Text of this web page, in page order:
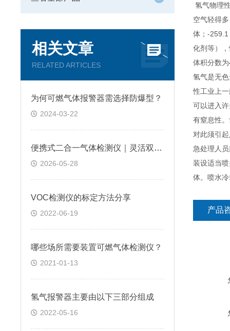
相关文章
RELATED ARTICLES
为何可燃气体报警器需选择防爆型？
2024-03-22
便携式二合一气体检测仪｜灵活双气检测，让工业安全巡检更可靠
2026-05-28
VOC检测仪的标定方法分享
2022-06-19
哪些场所需要装置可燃气体检测仪？
2021-01-13
氢气报警器主要由以下三部分组成
2022-05-16
氢气物理
空气轻得
体；-
化剂等）
体积分数
氢气是无
性工业上
可以进入
有窒息性
对此须引
急处理人
装设适当
体。喷水
产品